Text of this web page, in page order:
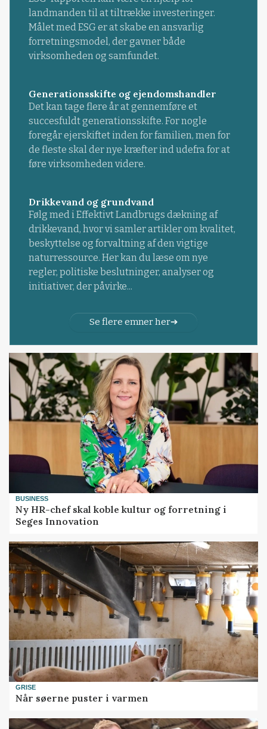
landmanden til at tiltrække investeringer.
Målet med ESG er at skabe en ansvarlig
forretningsmodel, der gavner både
virksomheden og samfundet.
Generationsskifte og ejendomshandler
Det kan tage flere år at gennemføre et
succesfuldt generationsskifte. For nogle
foregår ejerskiftet inden for familien, men for
de fleste skal der nye kræfter ind udefra for at
føre virksomheden videre.
Drikkevand og grundvand
Følg med i Effektivt Landbrugs dækning af
drikkevand, hvor vi samler artikler om kvalitet,
beskyttelse og forvaltning af den vigtige
naturressource. Her kan du læse om nye
regler, politiske beslutninger, analyser og
initiativer, der påvirke...
Se flere emner her
BUSINESS
Ny HR-chef skal koble kultur og forretning i
Seges Innovation
GRISE
Når søerne puster i varmen